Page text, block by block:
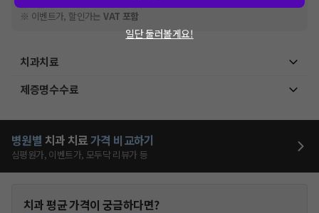
※ 이벤트가, 할인가는VAT 포함
치과치료
제증명수수료
병원별 치과 치료가격 비교하기
심평원가, 이벤트가, 모두닥 리뷰가 등
치과평균 가격이 궁금하다면?
일단 둘러볼게요!